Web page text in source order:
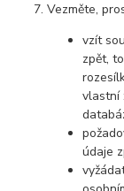
Vezměte,
vzít
zpět,
vlastní
údaje